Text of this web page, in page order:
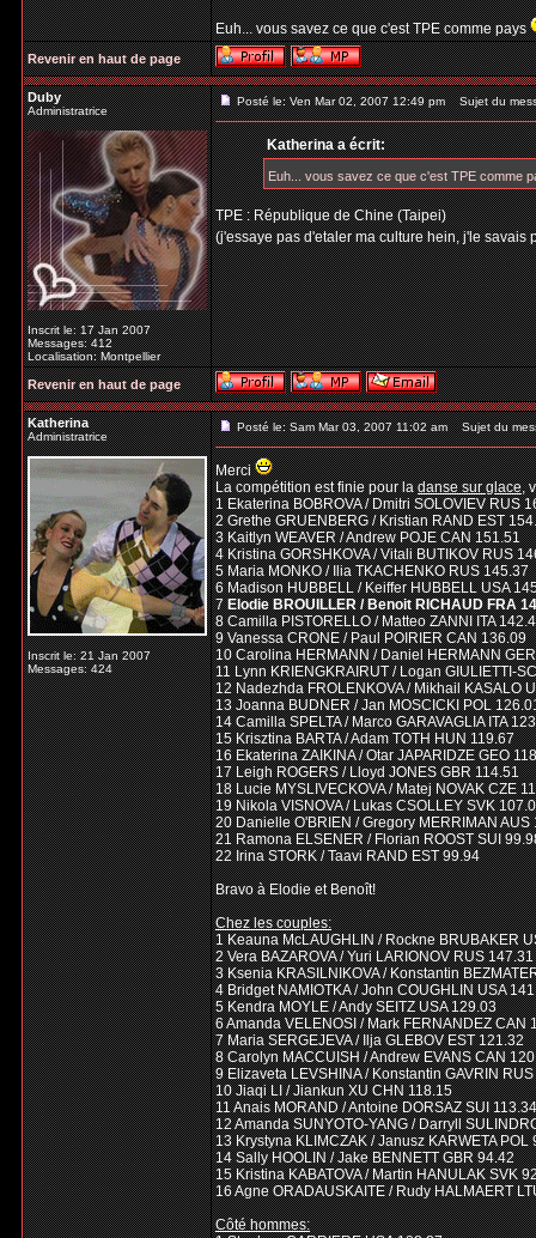
Euh... vous savez ce que c'est TPE comme pays
Revenir en haut de page
Duby
Administratrice
Inscrit le: 17 Jan 2007
Messages: 412
Localisation: Montpellier
Posté le: Ven Mar 02, 2007 12:49 pm Sujet du
Katherina a écrit:
Euh... vous savez ce que c'est TPE comme
TPE : République de Chine (Taipei)
(j'essaye pas d'etaler ma culture hein, j'le
Revenir en haut de page
Katherina
Administratrice
Inscrit le: 21 Jan 2007
Messages: 424
Posté le: Sam Mar 03, 2007 11:02 am Sujet du
Merci
La compétition est finie pour ladanse sur glace,
1 Ekaterina BOBROVA / Dmitri SOLOVIEV RUS
2 Grethe GRUENBERG / Kristian RAND EST
3 Kaitlyn WEAVER / Andrew POJE CAN 151.51
4 Kristina GORSHKOVA / Vitali BUTIKOV RUS
5 Maria MONKO / Ilia TKACHENKO RUS 145.37
6 Madison HUBBELL / Keiffer HUBBELL USA
7Elodie BROUILLER / Benoit RICHAUD FRA
8 Camilla PISTORELLO / Matteo ZANNI ITA
9 Vanessa CRONE / Paul POIRIER CAN 136.09
10 Carolina HERMANN / Daniel HERMANN
11 Lynn KRIENGKRAIRUT / Logan GIULIETTI-
12 Nadezhda FROLENKOVA / Mikhail KASALO
13 Joanna BUDNER / Jan MOSCICKI POL
14 Camilla SPELTA / Marco GARAVAGLIA ITA
15 Krisztina BARTA / Adam TOTH HUN 119.67
16 Ekaterina ZAIKINA / Otar JAPARIDZE GEO
17 Leigh ROGERS / Lloyd JONES GBR 114.51
18 Lucie MYSLIVECKOVA / Matej NOVAK CZE
19 Nikola VISNOVA / Lukas CSOLLEY SVK
20 Danielle O'BRIEN / Gregory MERRIMAN AUS
21 Ramona ELSENER / Florian ROOST SUI
22 Irina STORK / Taavi RAND EST 99.94
Bravo à Elodie et Benoît!
Chez les couples:
1 Keauna McLAUGHLIN / Rockne BRUBAKER
2 Vera BAZAROVA / Yuri LARIONOV RUS 147.31
3 Ksenia KRASILNIKOVA / Konstantin
4 Bridget NAMIOTKA / John COUGHLIN USA
5 Kendra MOYLE / Andy SEITZ USA 129.03
6 Amanda VELENOSI / Mark FERNANDEZ CAN
7 Maria SERGEJEVA / Ilja GLEBOV EST 121.32
8 Carolyn MACCUISH / Andrew EVANS CAN
9 Elizaveta LEVSHINA / Konstantin GAVRIN
10 Jiaqi LI / Jiankun XU CHN 118.15
11 Anais MORAND / Antoine DORSAZ SUI 113.34
12 Amanda SUNYOTO-YANG / Darryll
13 Krystyna KLIMCZAK / Janusz KARWETA POL
14 Sally HOOLIN / Jake BENNETT GBR 94.42
15 Kristina KABATOVA / Martin HANULAK SVK
16 Agne ORADAUSKAITE / Rudy HALMAERT
Côté hommes: